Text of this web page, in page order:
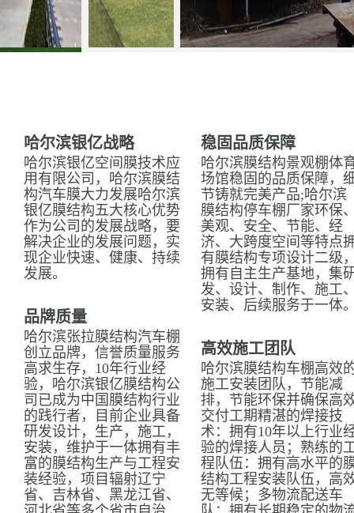
哈尔滨银亿战略
哈尔滨银亿空间膜技术应
用有限公司，哈尔滨膜结
构汽车膜大力发展哈尔滨
银亿膜结构五大核心优势
作为公司的发展战略，要
解决企业的发展问题，实
现企业快速、健康、持续
发展。
品牌质量
哈尔滨张拉膜结构汽车棚
创立品牌，信誉质量服务
高求生存，10年行业经
验，哈尔滨银亿膜结构公
司已成为中国膜结构行业
的践行者，目前企业具备
研发设计，生产，施工，
安装，维护于一体拥有丰
富的膜结构生产与工程安
装经验，项目辐射辽宁
省、吉林省、黑龙江省、
稳固品质保障
哈尔滨膜结构景观棚体
场馆稳固的品质保障，
节铸就完美产品;哈尔滨
膜结构停车棚厂家环保
美观、安全、节能、经
济、大跨度空间等特点
有膜结构专项设计二级
拥有自主生产基地，集
发、设计、制作、施工
安装、后续服务于一体
高效施工团队
哈尔滨膜结构车棚高效
施工安装团队，节能减
排，节能环保并确保高
交付工期精湛的焊接技
术：拥有10年以上行业
验的焊接人员；熟练的
程队伍：拥有高水平的
结构工程安装队伍，高
无等候；多物流配送车